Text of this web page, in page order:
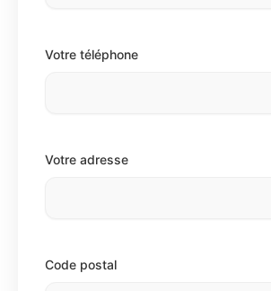
Votre téléphone
Votre adresse
Code postal